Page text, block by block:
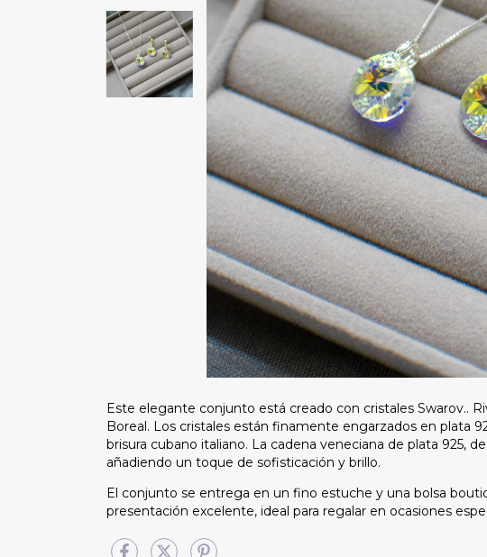
Este elegante conjunto está creado con cristales Swarov..
Boreal. Los cristales están finamente engarzados en plata
brisura cubano italiano. La cadena veneciana de plata 925,
añadiendo un toque de sofisticación y brillo.
El conjunto se entrega en un fino estuche y una bolsa
presentación excelente, ideal para regalar en ocasiones